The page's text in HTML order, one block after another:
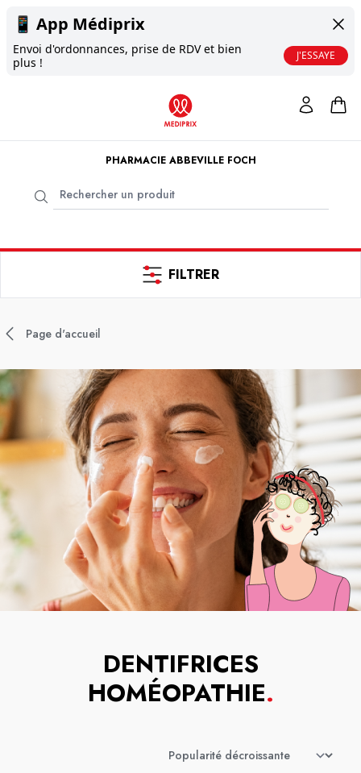
📱 App Médiprix
Envoi d'ordonnances, prise de RDV et bien
plus !
J'ESSAYE
PHARMACIE ABBEVILLE FOCH
FILTRER
Page d'accueil
DENTIFRICES
HOMÉOPATHIE.